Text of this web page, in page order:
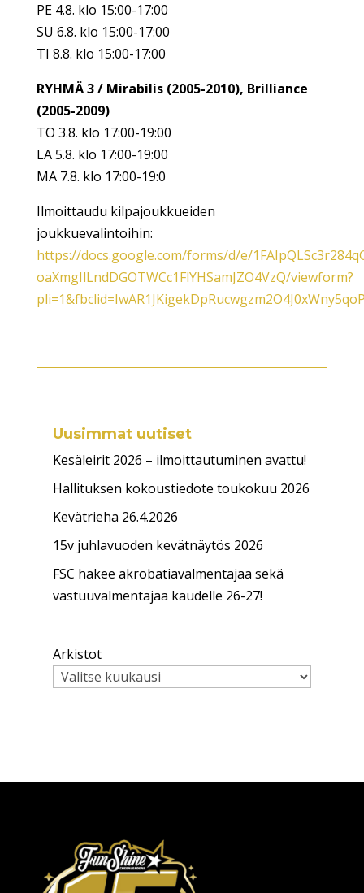
PE 4.8. klo 15:00-17:00
SU 6.8. klo 15:00-17:00
TI 8.8. klo 15:00-17:00
RYHMÄ 3 / Mirabilis (2005-2010), Brilliance
(2005-2009)
TO 3.8. klo 17:00-19:00
LA 5.8. klo 17:00-19:00
MA 7.8. klo 17:00-19:0
Ilmoittaudu kilpajoukkueiden
joukkuevalintoihin:
https://docs.google.com/forms/d/e/
oaXmgIlLndDGOTWCc1FlYHSamJZO4VzQ/viewform?
Uusimmat uutiset
Kesäleirit 2026 – ilmoittautuminen avattu!
Hallituksen kokoustiedote toukokuu 2026
Kevätrieha 26.4.2026
15v juhlavuoden kevätnäytös 2026
FSC hakee akrobatiavalmentajaa sekä
vastuuvalmentajaa kaudelle 26-27!
Arkistot